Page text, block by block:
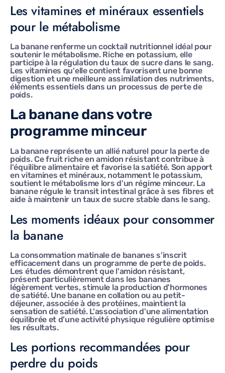
Les vitamines et minéraux essentiels
pour le métabolisme
La banane renferme un cocktail nutritionnel idéal pour
soutenir le métabolisme. Riche en potassium, elle
participe à la régulation du taux de sucre dans le sang.
Les vitamines qu'elle contient favorisent une bonne
digestion et une meilleure assimilation des nutriments,
éléments essentiels dans un processus de perte de
poids.
La banane dans votre
programme minceur
La banane représente un allié naturel pour la perte de
poids. Ce fruit riche en amidon résistant contribue à
l'équilibre alimentaire et favorise la satiété. Son apport
en vitamines et minéraux, notamment le potassium,
soutient le métabolisme lors d'un régime minceur. La
banane régule le transit intestinal grâce à ses fibres et
aide à maintenir un taux de sucre stable dans le sang.
Les moments idéaux pour consommer
la banane
La consommation matinale de bananes s'inscrit
efficacement dans un programme de perte de poids.
Les études démontrent que l'amidon résistant,
présent particulièrement dans les bananes
légèrement vertes, stimule la production d'hormones
de satiété. Une banane en collation ou au petit-
déjeuner, associée à des protéines, maintient la
sensation de satiété. L'association d'une alimentation
équilibrée et d'une activité physique régulière optimise
les résultats.
Les portions recommandées pour
perdre du poids